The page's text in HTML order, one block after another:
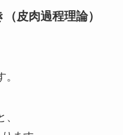
皮肉過程理論）